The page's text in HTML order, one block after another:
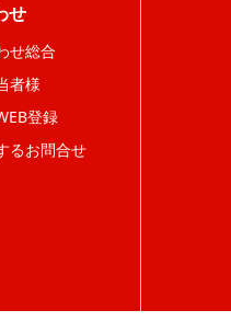
せ
せ総合
者様
登録
るお問合せ